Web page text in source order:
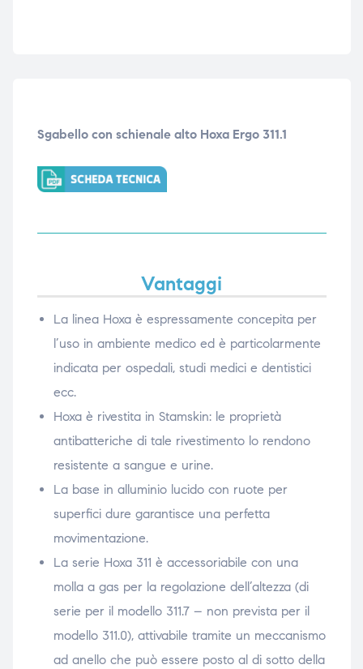
Sgabello con schienale alto Hoxa Ergo 311.1
Vantaggi
La linea Hoxa è espressamente concepita per
l’uso in ambiente medico ed è particolarmente
indicata per ospedali, studi medici e dentistici
ecc.
Hoxa è rivestita in Stamskin: le proprietà
antibatteriche di tale rivestimento lo rendono
resistente a sangue e urine.
La base in alluminio lucido con ruote per
superfici dure garantisce una perfetta
movimentazione.
La serie Hoxa 311 è accessoriabile con una
molla a gas per la regolazione dell’altezza (di
serie per il modello 311.7 – non prevista per il
modello 311.0), attivabile tramite un meccanismo
ad anello che può essere posto al di sotto della